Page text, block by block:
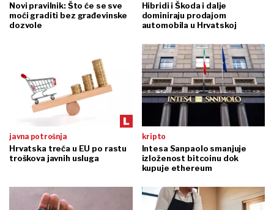
Novi pravilnik: Što će se sve
moći graditi bez građevinske
dozvole
Hibridi i Škoda i dalje
dominiraju prodajom
automobila u Hrvatskoj
javna potrošnja
Hrvatska treća u EU po rastu
troškova javnih usluga
kripto
Intesa Sanpaolo smanjuje
izloženost bitcoinu dok
kupuje ethereum